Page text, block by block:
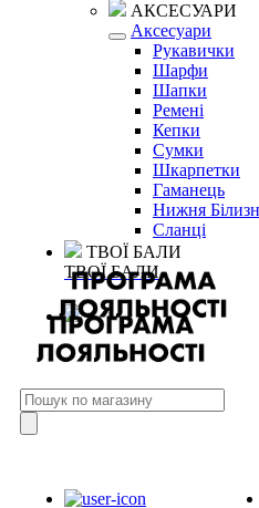
АКСЕСУАРИ
Аксесуари
Рукавички
Шарфи
Шапки
Ремені
Кепки
Сумки
Шкарпетки
Гаманець
Нижня
Сланці
ТВОЇ БАЛИ
ТВОЇ БАЛИ